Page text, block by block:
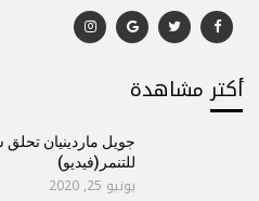
أكتر مشاهدة
جويل ماردينيان تحلق
للتنمر(فيديو)
يونيو 25, 2020